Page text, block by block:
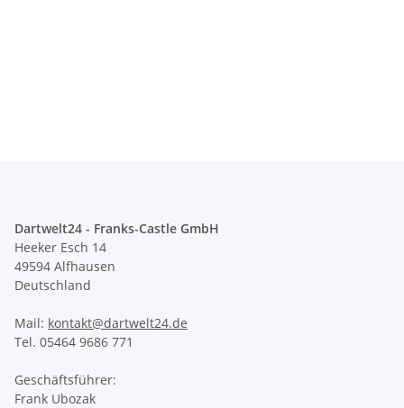
Dartwelt24 - Franks-Castle GmbH
Heeker Esch 14
49594 Alfhausen
Deutschland
Mail: kontakt@dartwelt24.de
Tel. 05464 9686 771
Geschäftsführer:
Frank Ubozak